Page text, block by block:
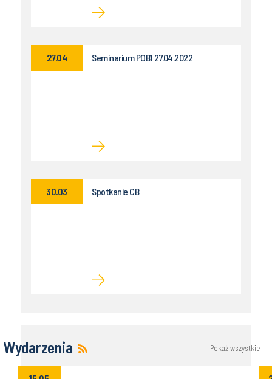
Seminarium POB1 27.04.2022
27.04
Spotkanie CB
30.03
Wydarzenia Pokaż wszystkie